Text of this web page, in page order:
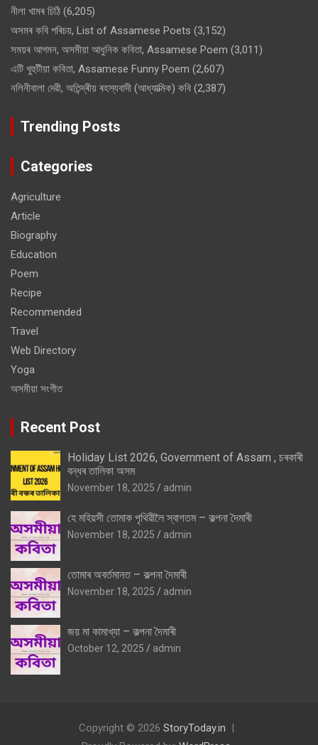
নীলা খামৰ চিঠি (6,205)
অসমৰ কবি পৰিচয়, List of Assamese Poets (3,152)
সময়ৰ আগমন, অসমীয়া আধুনিক কবিতা, Assamese Poem (3,011)
এটি খুহুটীয়া কবিতা, Assamese Funny Poem (2,607)
নলিনীবালা দেৱী, অতিন্দ্ৰীয় ৰহস্যবাদী (আধ্যাত্মিক) কবি (2,387)
Trending Posts
Categories
Agriculture
Article
Biography
Education
Poem
Recipe
Recommended
Travel
Web Directory
Yoga
অসমীয়া সংগীত
Recent Post
Holiday List 2026, Government of Assam , চৰকাৰী
বন্ধৰ তালিকা অসম
November 18, 2025 admin
হে মহিয়সী তোমাক পৃথিৱীলৈ স্বাগতম – কল্পনা দৈমাৰী
November 18, 2025 admin
তোমাৰ অবৰ্তমানত – কল্পনা দৈমাৰী
November 18, 2025 admin
জয় মা কামাখ্যা – কল্পনা দৈমাৰী
October 12, 2025 admin
Copyright © 2026 StoryToday.in